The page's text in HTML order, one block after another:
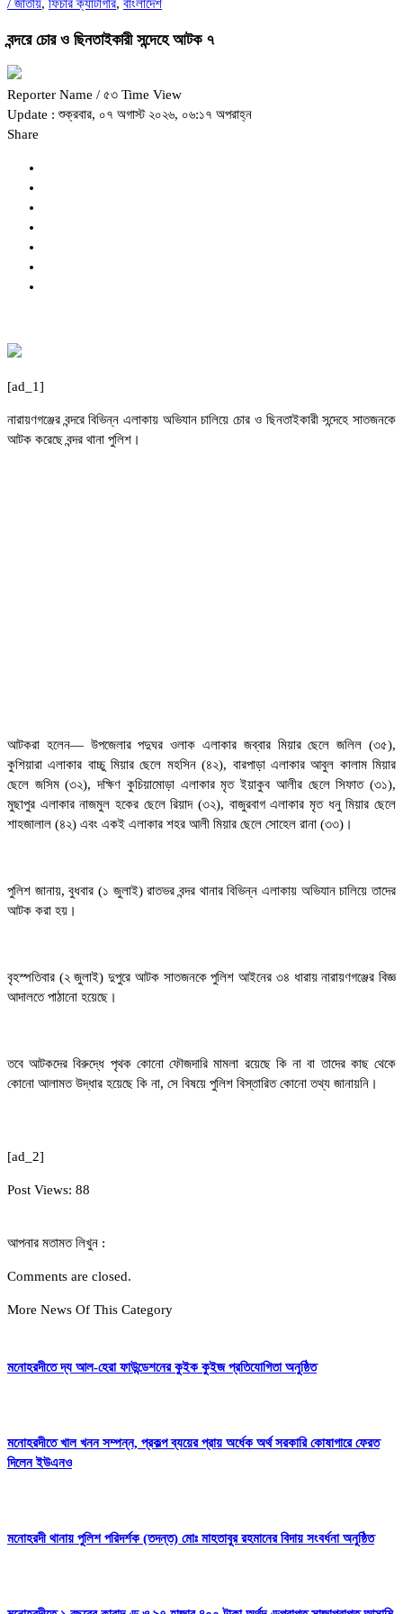
/ জাতীয়, ফিচার ক্যাটাগরি, বাংলাদেশ
বন্দরে চোর ও ছিনতাইকারী সন্দেহে আটক ৭
Reporter Name / ৫৩ Time View
Update : শুক্রবার, ০৭ অগাস্ট ২০২৬, ০৬:১৭ অপরাহ্ন
Share
[ad_1]
নারায়ণগঞ্জের বন্দরে বিভিন্ন এলাকায় অভিযান চালিয়ে চোর ও ছিনতাইকারী সন্দেহে সাতজনকে
আটক করেছে বন্দর থানা পুলিশ।
আটকরা হলেন— উপজেলার পদুঘর ওলাক এলাকার জব্বার মিয়ার ছেলে জলিল (৩৫),
কুশিয়ারা এলাকার বাচ্চু মিয়ার ছেলে মহসিন (৪২), বারপাড়া এলাকার আবুল কালাম মিয়ার
ছেলে জসিম (৩২), দক্ষিণ কুচিয়ামোড়া এলাকার মৃত ইয়াকুব আলীর ছেলে সিফাত (৩১),
মুছাপুর এলাকার নাজমুল হকের ছেলে রিয়াদ (৩২), বাজুরবাগ এলাকার মৃত ধনু মিয়ার ছেলে
শাহজালাল (৪২) এবং একই এলাকার শহর আলী মিয়ার ছেলে সোহেল রানা (৩৩)।
পুলিশ জানায়, বুধবার (১ জুলাই) রাতভর বন্দর থানার বিভিন্ন এলাকায় অভিযান চালিয়ে তাদের
আটক করা হয়।
বৃহস্পতিবার (২ জুলাই) দুপুরে আটক সাতজনকে পুলিশ আইনের ৩৪ ধারায় নারায়ণগঞ্জের বিজ্ঞ
আদালতে পাঠানো হয়েছে।
তবে আটকদের বিরুদ্ধে পৃথক কোনো ফৌজদারি মামলা রয়েছে কি না বা তাদের কাছ থেকে
কোনো আলামত উদ্ধার হয়েছে কি না, সে বিষয়ে পুলিশ বিস্তারিত কোনো তথ্য জানায়নি।
[ad_2]
Post Views: 88
আপনার মতামত লিখুন :
Comments are closed.
More News Of This Category
মনোহরদীতে দ্য আল-হেরা ফাউন্ডেশনের কুইক কুইজ প্রতিযোগিতা অনুষ্ঠিত
মনোহরদীতে খাল খনন সম্পন্ন, প্রকল্প ব্যয়ের প্রায় অর্ধেক অর্থ সরকারি কোষাগারে ফেরত
দিলেন ইউএনও
মনোহরদী থানায় পুলিশ পরিদর্শক (তদন্ত) মোঃ মাহতাবুর রহমানের বিদায় সংবর্ধনা অনুষ্ঠিত